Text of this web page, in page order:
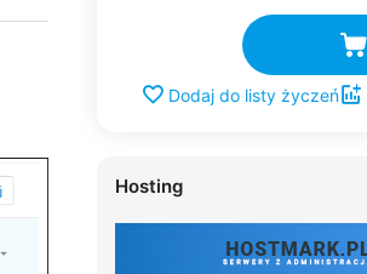
Dodaj do listy życzeń
Hosting